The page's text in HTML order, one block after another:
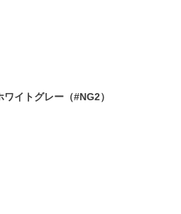
イトグレー（#NG2）